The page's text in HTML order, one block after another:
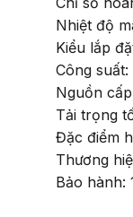
Nhiệt độ
Kiểu lắp
Công suất:
Nguồn
Tải trọng
Đặc điểm
Thương
Bảo hành: